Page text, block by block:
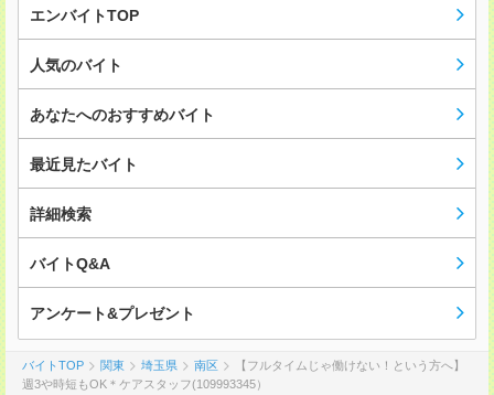
エンバイトTOP
人気のバイト
あなたへのおすすめバイト
最近見たバイト
詳細検索
バイトQ&A
アンケート&プレゼント
バイトTOP 関東 埼玉県 南区
【フルタイムじゃ働けない！という方へ】
週3や時短もOK＊ケアスタッフ(109993345）